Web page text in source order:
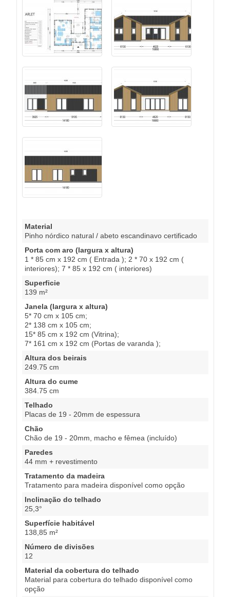
Material
Pinho nórdico natural / abeto escandinavo certificado
Porta com aro (largura x altura)
1 * 85 cm x 192 cm ( Entrada ); 2 * 70 x 192 cm (
interiores); 7 * 85 x 192 cm ( interiores)
Superficie
139 m²
Janela (largura x altura)
5* 70 cm x 105 cm;
2* 138 cm x 105 cm;
15* 85 cm x 192 cm (Vitrina);
7* 161 cm x 192 cm (Portas de varanda );
Altura dos beirais
249.75 cm
Altura do cume
384.75 cm
Telhado
Placas de 19 - 20mm de espessura
Chão
Chão de 19 - 20mm, macho e fêmea (incluído)
Paredes
44 mm + revestimento
Tratamento da madeira
Tratamento para madeira disponível como opção
Inclinação do telhado
25,3°
Superfície habitável
138,85 m²
Número de divisões
12
Material da cobertura do telhado
Material para cobertura do telhado disponível como
opção